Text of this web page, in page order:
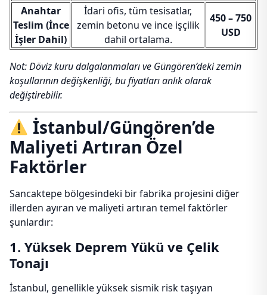
Anahtar
Teslim (İnce
İşler Dahil)
İdari ofis, tüm tesisatlar,
zemin betonu ve ince işçilik
dahil ortalama.
450 – 750
USD
Not: Döviz kuru dalgalanmaları ve Güngören’deki zemin
koşullarının değişkenliği, bu fiyatları anlık olarak
değiştirebilir.
İstanbul/Güngören’de
Maliyeti Artıran Özel
Faktörler
Sancaktepe bölgesindeki bir fabrika projesini diğer
illerden ayıran ve maliyeti artıran temel faktörler
şunlardır:
1. Yüksek Deprem Yükü ve Çelik
Tonajı
İstanbul, genellikle yüksek sismik risk taşıyan